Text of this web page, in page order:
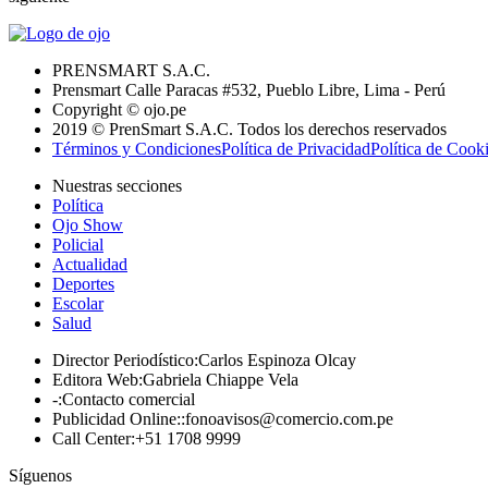
PRENSMART S.A.C.
Prensmart Calle Paracas #532, Pueblo Libre, Lima - Perú
Copyright © ojo.pe
2019 © PrenSmart S.A.C. Todos los derechos reservados
Términos y CondicionesPolítica de PrivacidadPolítica de
Nuestras secciones
Política
Ojo Show
Policial
Actualidad
Deportes
Escolar
Salud
Director Periodístico:Carlos Espinoza Olcay
Editora Web:Gabriela Chiappe Vela
-:Contacto comercial
Publicidad Online::fonoavisos@comercio.com.pe
Call Center:+51 1708 9999
Síguenos